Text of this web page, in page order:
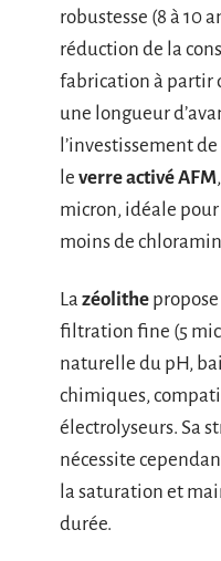
robustesse (8 à 10
réduction de la
fabrication à partir
une longueur
l’investissement
le verre activé AFM
micron, idéale
moins de
La zéolithe
filtration fine (5
naturelle du pH,
chimiques,
électrolyseurs. Sa
nécessite
la saturation et
durée.